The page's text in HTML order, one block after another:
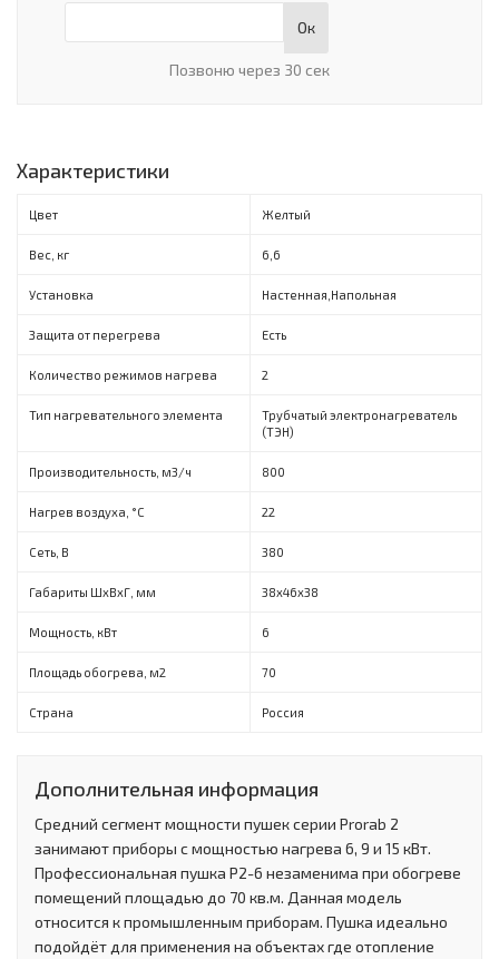
Ок
Позвоню через 30 сек
Характеристики
Цвет Желтый
Вес, кг 6,6
Установка Настенная,Напольная
Защита от перегрева Есть
Количество режимов нагрева 2
Тип нагревательного элемента
Трубчатый электронагреватель
(ТЭН)
Производительность, м3/ч 800
Нагрев воздуха, °C 22
Сеть, В 380
Габариты ШхВхГ, мм 38х46х38
Мощность, кВт 6
Площадь обогрева, м2 70
Страна Россия
Дополнительная информация
Средний сегмент мощности пушек серии Prorab 2
занимают приборы с мощностью нагрева 6, 9 и 15 кВт.
Профессиональная пушка P2-6 незаменима при обогреве
помещений площадью до 70 кв.м. Данная модель
относится к промышленным приборам. Пушка идеально
подойдёт для применения на объектах где отопление